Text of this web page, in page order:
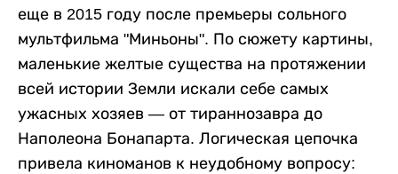
еще в 2015 году после премьеры сольного
мультфильма "Миньоны". По сюжету картины,
маленькие желтые существа на протяжении
всей истории Земли искали себе самых
ужасных хозяев — от тираннозавра до
Наполеона Бонапарта. Логическая цепочка
привела киноманов к неудобному вопросу: